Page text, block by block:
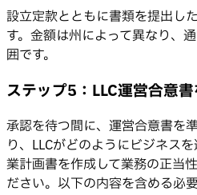
設立定款とともに書類を提出し
す。金額は州によって異なり、
囲です。
ステップ5：LLC運営合意
承認を待つ間に、運営合意書を
り、LLCがどのようにビジネス
業計画書を作成して業務の正当
ださい。以下の内容を含める必